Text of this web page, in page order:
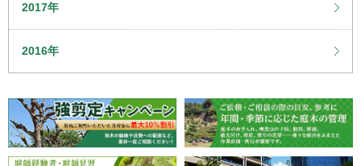
2017年
2016年